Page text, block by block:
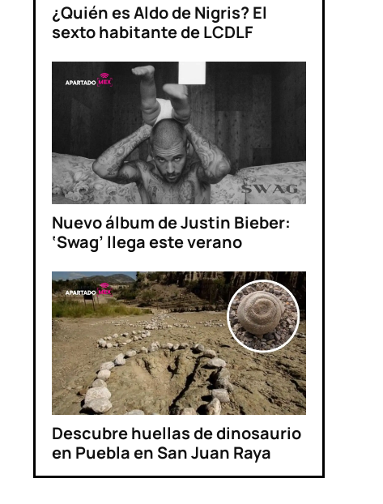
¿Quién es Aldo de Nigris? El
sexto habitante de LCDLF
Nuevo álbum de Justin Bieber:
‘Swag’ llega este verano
Descubre huellas de dinosaurio
en Puebla en San Juan Raya